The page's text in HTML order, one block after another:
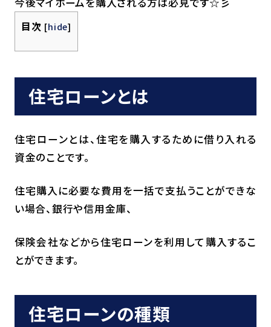
目次 [hide]
住宅ローンとは
住宅ローンとは、住宅を購入するために借り入れる
資金のことです。
住宅購入に必要な費用を一括で支払うことができな
い場合、銀行や信用金庫、
保険会社などから住宅ローンを利用して購入するこ
とができます。
住宅ローンの種類